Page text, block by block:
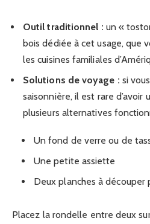
Outil traditionnel : un «
bois dédiée à cet usage, que
les cuisines familiales
Solutions de voyage : si
saisonnière, il est rare d’avoir
plusieurs alternatives
Un fond de verre ou de
Une petite assiette
Deux planches à découper
Placez la rondelle entre deux